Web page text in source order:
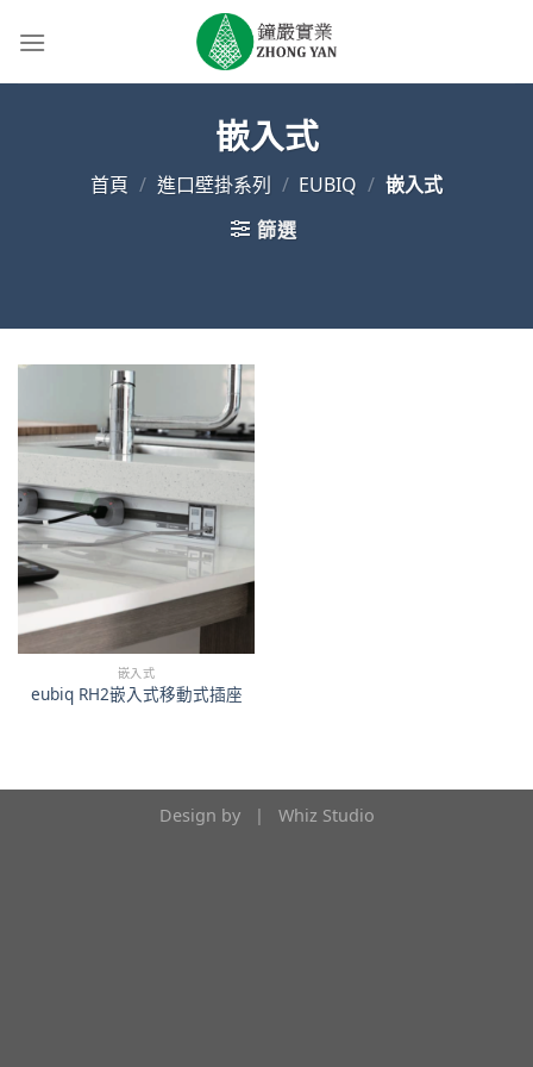
嵌入式
首頁 / 進口壁掛系列 / EUBIQ / 嵌入式
篩選
嵌入式
eubiq RH2嵌入式移動式插座
Design by | Whiz Studio